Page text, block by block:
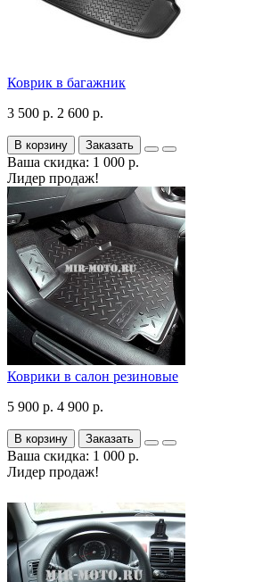
Коврик в багажник
3 500 р. 2 600 р.
В корзину Заказать
Ваша скидка: 1 000 р.
Лидер продаж!
Коврики в салон резиновые
5 900 р. 4 900 р.
В корзину Заказать
Ваша скидка: 1 000 р.
Лидер продаж!